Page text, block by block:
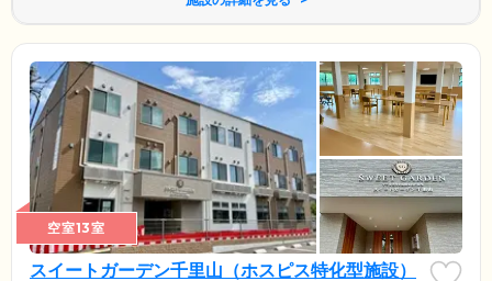
空室13室
スイートガーデン千里山（ホスピス特化型施設）